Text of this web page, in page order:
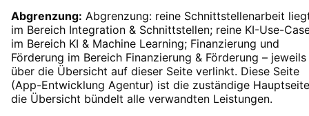
Abgrenzung: Abgrenzung: reine Schnittstellenarbeit
im Bereich Integration & Schnittstellen; reine KI-Use-
im Bereich KI & Machine Learning; Finanzierung und
Förderung im Bereich Finanzierung & Förderung – jeweils
über die Übersicht auf dieser Seite verlinkt. Diese Seite
(App-Entwicklung Agentur) ist die zuständige
die Übersicht bündelt alle verwandten Leistungen.